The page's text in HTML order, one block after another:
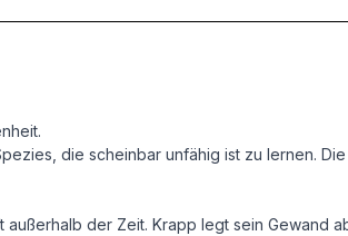
die scheinbar unfähig ist zu lernen.
der Zeit. Krapp legt sein Gewand